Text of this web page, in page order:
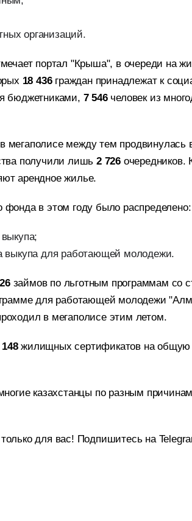
организаций.
портал "Крыша", в очереди на
18 436граждан принадлежат к
бюджетниками, 7 546 человек из
между тем продвинулась
получили лишь 2 726 очередников.
арендное жилье.
фонда в этом году было распределено:
выкупа для работающей молодежи.
займов по льготным программам со
для работающей молодежи
в мегаполисе этим летом.
148жилищных сертификатов на
казахстанцы по разным
для вас! Подпишитесь на